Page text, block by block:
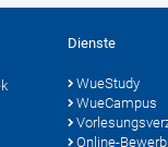
Dienste
WueStudy
WueCampus
Online-